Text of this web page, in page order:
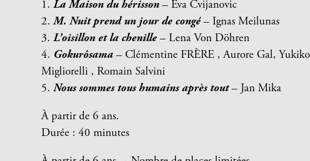
1.La Maison du hérisson – Eva Cvijanovic
2.M. Nuit prend un jour de congé– Ignas Meilunas
3.L’oisillon et la chenille – Lena Von Döhren
4. Gokurôsama – Clémentine FRÈRE , Aurore Gal,
Migliorelli , Romain Salvini
5.Nous sommes tous humains après tout– Jan Mika
À partir de 6 ans.
Durée : 40 minutes